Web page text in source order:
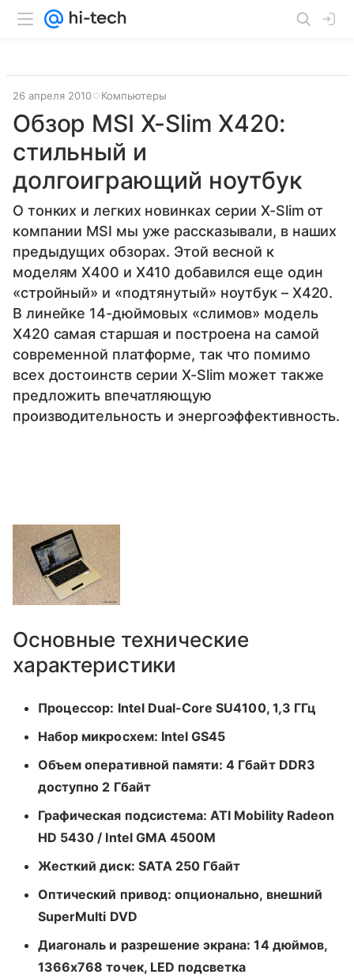
26 апреля 2010 Компьютеры
Обзор MSI X-Slim X420:
cтильный и
долгоиграющий ноутбук
О тонких и легких новинках серии X-Slim от
компании MSI мы уже рассказывали, в наших
предыдущих обзорах. Этой весной к
моделям X400 и X410 добавился еще один
«стройный» и «подтянутый» ноутбук – X420.
В линейке 14-дюймовых «слимов» модель
X420 самая старшая и построена на самой
современной платформе, так что помимо
всех достоинств серии X-Slim может также
предложить впечатляющую
производительность и энергоэффективность.
Основные технические
характеристики
Процессор: Intel Dual-Core SU4100, 1,3 ГГц
Набор микросхем: Intel GS45
Объем оперативной памяти: 4 Гбайт DDR3
доступно 2 Гбайт
Графическая подсистема: ATI Mobility Radeon
HD 5430 / Intel GMA 4500M
Жесткий диск: SATA 250 Гбайт
Оптический привод: опционально, внешний
SuperMulti DVD
Диагональ и разрешение экрана: 14 дюймов,
1366х768 точек, LED подсветка